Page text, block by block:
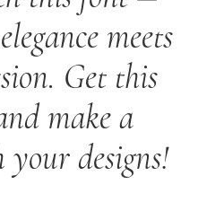
meets
Get this
make a
designs!